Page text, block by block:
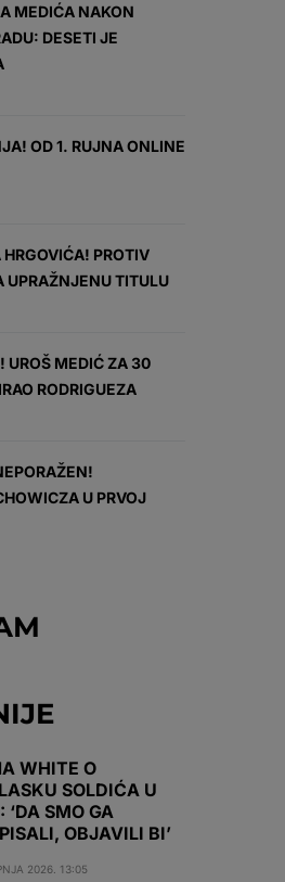
MEDIĆA NAKON
DESETI JE
OD 1. RUJNA ONLINE
PROTIV
UPRAŽNJENU TITULU
UROŠ MEDIĆ ZA 30
RODRIGUEZA
U PRVOJ
WHITE O
SOLDIĆA U
‘DA SMO GA
OBJAVILI BI’
2026. 13:05